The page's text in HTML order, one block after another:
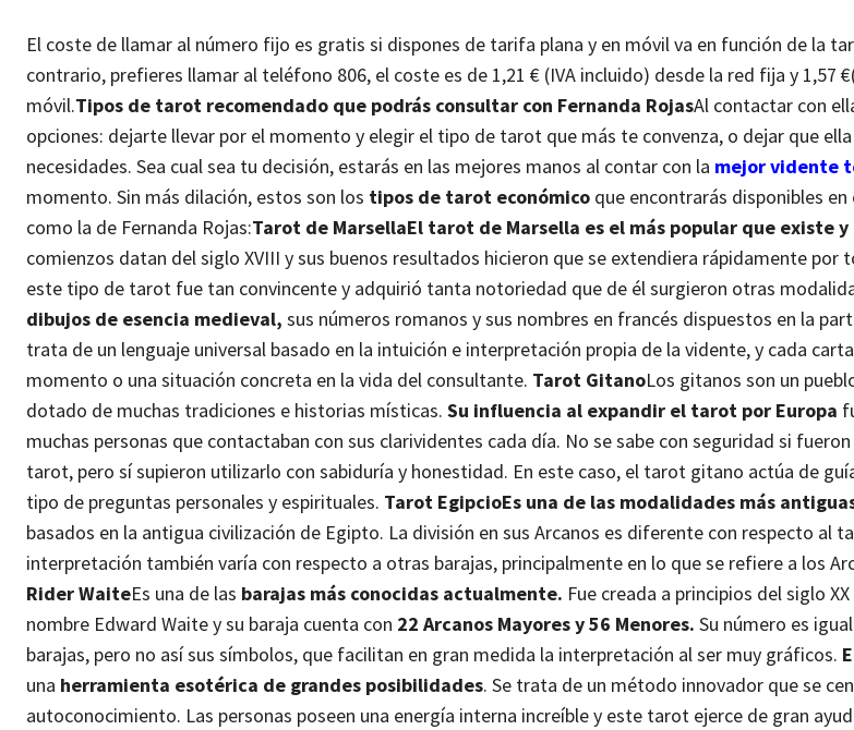
El coste de llamar al número fijo es gratis si dispones de tarifa plana y en móvil va en función de la
contrario, prefieres llamar al teléfono 806, el coste es de 1,21 € (IVA incluido) desde la red fija y 1,57
móvil.Tipos de tarot recomendado que podrás consultar con Fernanda RojasAl contactar con
opciones: dejarte llevar por el momento y elegir el tipo de tarot que más te convenza, o dejar que
necesidades. Sea cual sea tu decisión, estarás en las mejores manos al contar con la mejor vidente
momento. Sin más dilación, estos son los tipos de tarot económico que encontrarás disponibles
como la de Fernanda Rojas:Tarot de MarsellaEl tarot de Marsella es el más popular que existe
comienzos datan del siglo XVIII y sus buenos resultados hicieron que se extendiera rápidamente por
este tipo de tarot fue tan convincente y adquirió tanta notoriedad que de él surgieron otras
dibujos de esencia medieval, sus números romanos y sus nombres en francés dispuestos en la
trata de un lenguaje universal basado en la intuición e interpretación propia de la vidente, y cada
momento o una situación concreta en la vida del consultante. Tarot GitanoLos gitanos son un
dotado de muchas tradiciones e historias místicas. Su influencia al expandir el tarot por Europa
muchas personas que contactaban con sus clarividentes cada día. No se sabe con seguridad si
tarot, pero sí supieron utilizarlo con sabiduría y honestidad. En este caso, el tarot gitano actúa de
tipo de preguntas personales y espirituales. Tarot EgipcioEs una de las modalidades más
basados en la antigua civilización de Egipto. La división en sus Arcanos es diferente con respecto al
interpretación también varía con respecto a otras barajas, principalmente en lo que se refiere a los
Rider WaiteEs una de las barajas más conocidas actualmente. Fue creada a principios del siglo
nombre Edward Waite y su baraja cuenta con 22 Arcanos Mayores y 56 Menores. Su número es
barajas, pero no así sus símbolos, que facilitan en gran medida la interpretación al ser muy gráficos.
una herramienta esotérica de grandes posibilidades. Se trata de un método innovador que se
autoconocimiento. Las personas poseen una energía interna increíble y este tarot ejerce de gran